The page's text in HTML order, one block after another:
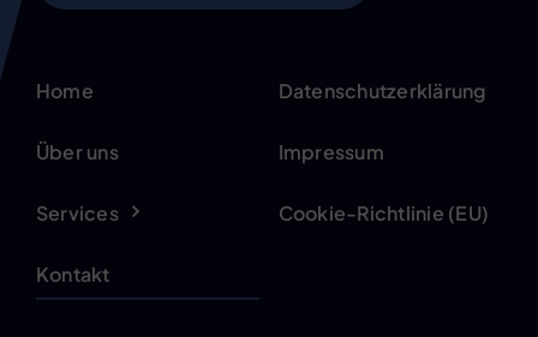
Home
Über uns
Services
Kontakt
Datenschutzerklärung
Impressum
Cookie-Richtlinie (EU)